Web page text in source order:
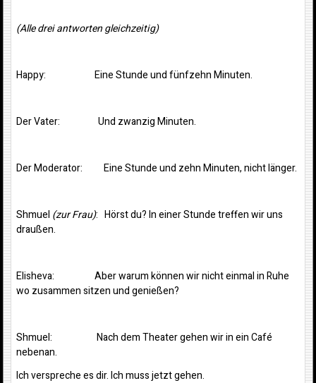
(Alle drei antworten gleichzeitig)
Happy: Eine Stunde und fünfzehn Minuten.
Der Vater: Und zwanzig Minuten.
Der Moderator: Eine Stunde und zehn Minuten, nicht länger.
Shmuel (zur Frau): Hörst du? In einer Stunde treffen wir uns
draußen.
Elisheva: Aber warum können wir nicht einmal in Ruhe
wo zusammen sitzen und genießen?
Shmuel: Nach dem Theater gehen wir in ein Café
nebenan.
Ich verspreche es dir. Ich muss jetzt gehen.